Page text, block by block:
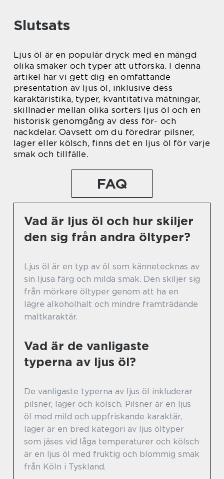
Slutsats
Ljus öl är en populär dryck med en mängd
olika smaker och typer att utforska. I denna
artikel har vi gett dig en omfattande
presentation av ljus öl, inklusive dess
karaktäristika, typer, kvantitativa mätningar,
skillnader mellan olika sorters ljus öl och en
historisk genomgång av dess för- och
nackdelar. Oavsett om du föredrar pilsner,
lager eller kölsch, finns det en ljus öl för varje
smak och tillfälle.
FAQ
Vad är ljus öl och hur skiljer
den sig från andra öltyper?
Ljus öl är en typ av öl som kännetecknas av
sin ljusa färg och milda smak. Den skiljer sig
från mörkare öltyper genom att ha en
lägre alkoholhalt och mindre framträdande
maltkaraktär.
Vad är de vanligaste
typerna av ljus öl?
De vanligaste typerna av ljus öl inkluderar
pilsner, lager och kölsch. Pilsner är en ljus
öl med mild och uppfriskande karaktär,
lager är en bred kategori av ljus öltyper
som jäses vid låga temperaturer och kölsch
är en ljus öl med fruktig och blommig smak
från Köln i Tyskland.